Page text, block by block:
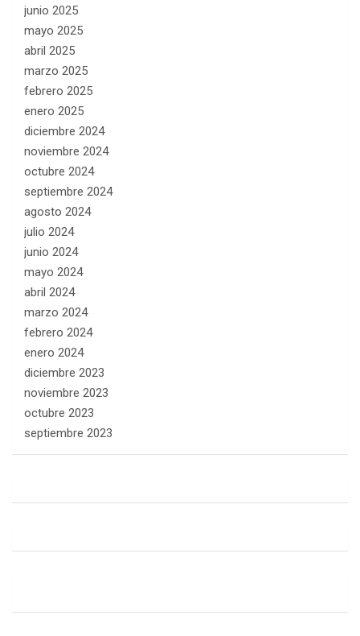
junio 2025
mayo 2025
abril 2025
marzo 2025
febrero 2025
enero 2025
diciembre 2024
noviembre 2024
octubre 2024
septiembre 2024
agosto 2024
julio 2024
junio 2024
mayo 2024
abril 2024
marzo 2024
febrero 2024
enero 2024
diciembre 2023
noviembre 2023
octubre 2023
septiembre 2023